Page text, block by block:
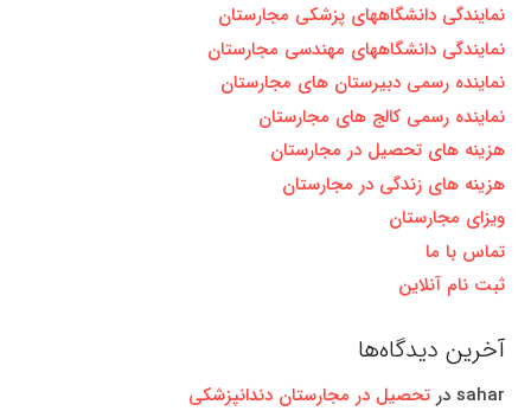
نمایندگی دانشگاههای پزشکی مجارستان
نمایندگی دانشگاههای مهندسی مجارستان
نماینده رسمی دبیرستان های مجارستان
نماینده رسمی کالج های مجارستان
هزینه های تحصیل در مجارستان
هزینه های زندگی در مجارستان
ویزای مجارستان
تماس با ما
ثبت نام آنلاین
آخرین دیدگاه‌ها
sahar درتحصیل در مجارستان دندانپزشکی